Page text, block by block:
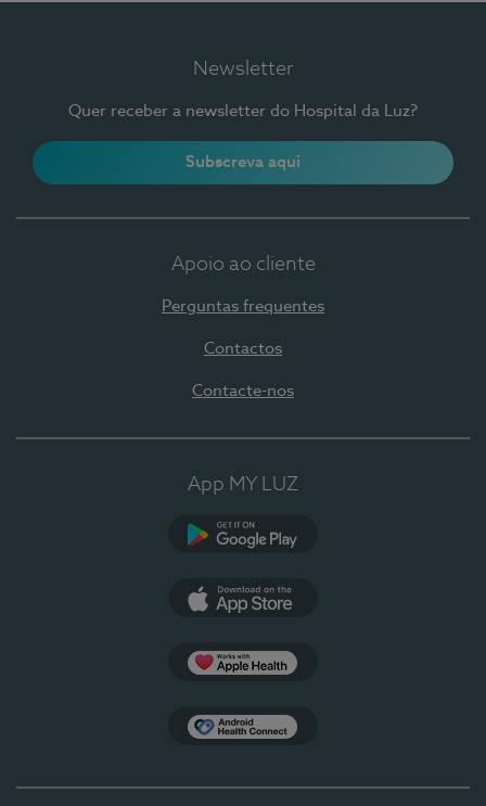
Newsletter
Quer receber a newsletter do Hospital da Luz?
Subscreva aqui
Apoio ao cliente
Perguntas frequentes
Contactos
Contacte-nos
App MY LUZ